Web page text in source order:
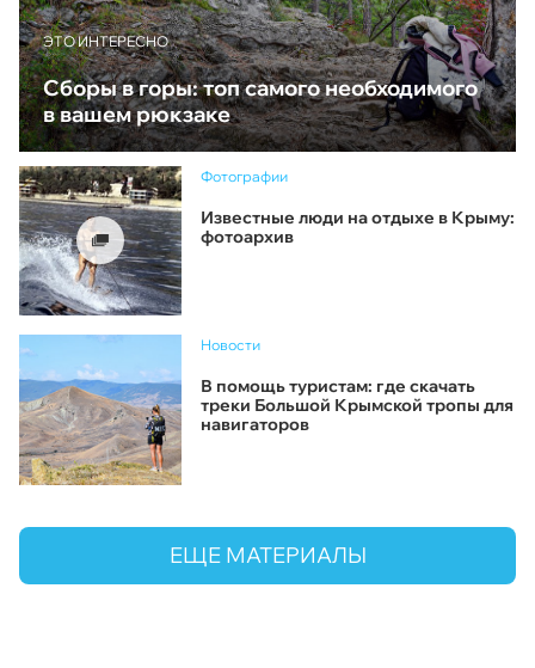
ЭТО ИНТЕРЕСНО
Сборы в горы: топ самого необходимого
в вашем рюкзаке
Фотографии
Известные люди на отдыхе в Крыму:
фотоархив
Новости
В помощь туристам: где скачать
треки Большой Крымской тропы для
навигаторов
ЕЩЕ МАТЕРИАЛЫ